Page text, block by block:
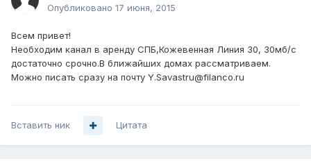
Опубликовано 17 июня, 2015
Всем привет!
Необходим канал в аренду СПБ,Кожевенная Линия 30, 30мб/c
достаточно срочно.В ближайших домах рассматриваем.
Можно писать сразу на почту Y.Savastru@filanco.ru
Вставить ник Цитата